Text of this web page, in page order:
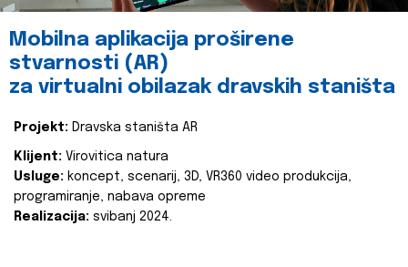
Mobilna aplikacija proširene
stvarnosti (AR)
za virtualni obilazak dravskih staništa
Projekt: Dravska staništa AR
Klijent: Virovitica natura
Usluge: koncept, scenarij, 3D, VR360 video produkcija,
programiranje, nabava opreme
Realizacija: svibanj 2024.